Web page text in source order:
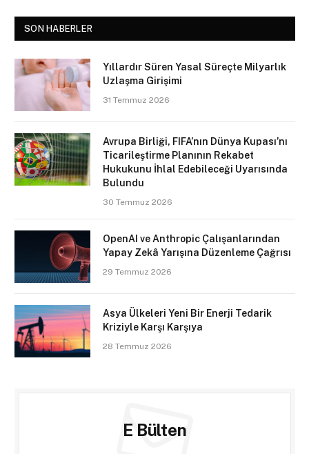
SON HABERLER
Yıllardır Süren Yasal Süreçte Milyarlık
Uzlaşma Girişimi
31 Temmuz 2026
Avrupa Birliği, FIFA’nın Dünya Kupası’nı
Ticarileştirme Planının Rekabet
Hukukunu İhlal Edebileceği Uyarısında
Bulundu
30 Temmuz 2026
OpenAI ve Anthropic Çalışanlarından
Yapay Zekâ Yarışına Düzenleme Çağrısı
29 Temmuz 2026
Asya Ülkeleri Yeni Bir Enerji Tedarik
Kriziyle Karşı Karşıya
28 Temmuz 2026
E Bülten